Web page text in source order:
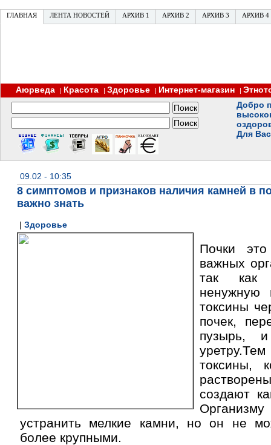
ГЛАВНАЯ ЛЕНТА НОВОСТЕЙ АРХИВ 1 АРХИВ 2 АРХИВ 3 АРХИВ 4
Аюрведа | Красота | Здоровье | Интернет-магазин |
Добро
Для
09.02 - 10:35
8 симптомов и признаков наличия камней в
важно знать
| Здоровье
Почки
важных
так как
ненужную
токсины
почек,
пузырь,
токсины,
создают
устранить мелкие камни, но он не
более крупными.